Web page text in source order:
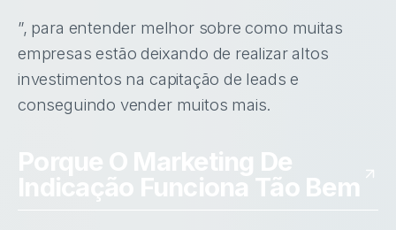
”, para entender melhor sobre como muitas
empresas estão deixando de realizar altos
investimentos na capitação de leads e
conseguindo vender muitos mais.
Porque O Marketing De
Indicação Funciona Tão Bem